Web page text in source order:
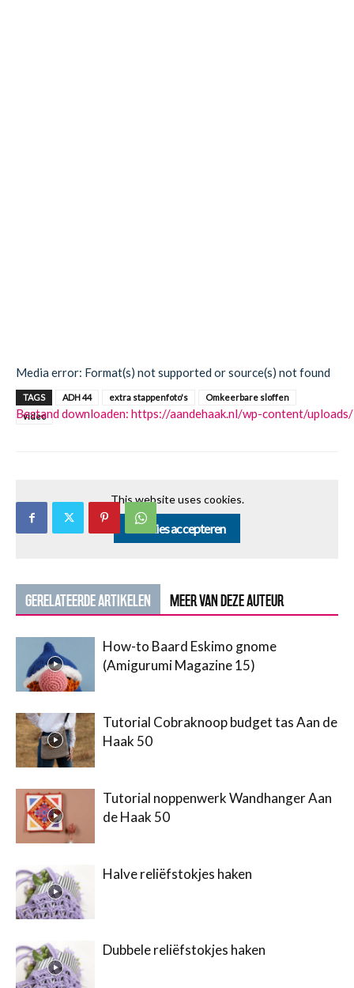
Media error: Format(s) not supported or source(s) not found
Bestand downloaden: https://aandehaak.nl/wp-content/
TAGS ADH 44 extra stappenfoto's
Omkeerbare sloffen
video
This website uses cookies.
Cookies accepteren
GERELATEERDE ARTIKELEN MEER VAN DEZE AUTEUR
How-to Baard Eskimo gnome
(Amigurumi Magazine 15)
Tutorial Cobraknoop budget tas Aan de
Haak 50
Tutorial noppenwerk Wandhanger Aan
de Haak 50
Halve reliëfstokjes haken
Dubbele reliëfstokjes haken